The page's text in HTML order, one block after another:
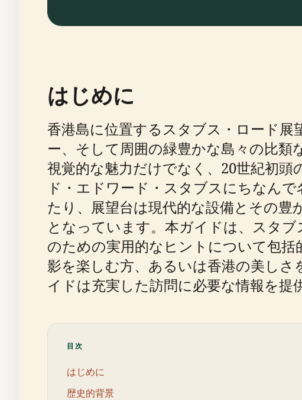
はじめに
香港島に位置するスタブス・ロード
ー、そして周囲の緑豊かな島々の比
視覚的な魅力だけでなく、20世紀初
ド・エドワード・スタブスにちなん
たり、展望台は現代的な設備とその
となっています。本ガイドは、スタ
のための実用的なヒントについて包
影を楽しむ方、あるいは香港の美し
イドは充実した訪問に必要な情報を提
目次
はじめに
歴史的背景